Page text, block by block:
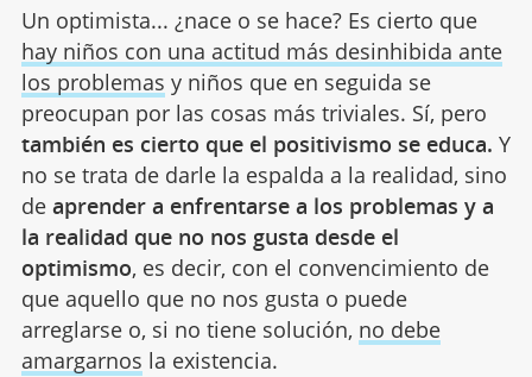
Un optimista... ¿nace o se hace? Es cierto que
hay niños con una actitud más desinhibida ante
los problemas y niños que en seguida se
preocupan por las cosas más triviales. Sí, pero
también es cierto que el positivismo se educa. Y
no se trata de darle la espalda a la realidad, sino
de aprender a enfrentarse a los problemas y a
la realidad que no nos gusta desde el
optimismo, es decir, con el convencimiento de
que aquello que no nos gusta o puede
arreglarse o, si no tiene solución, no debe
amargarnos la existencia.